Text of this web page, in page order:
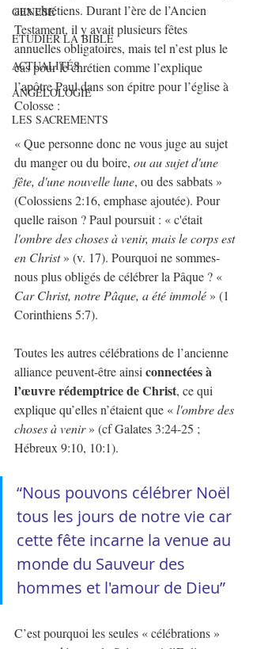
GENESE
ETUDIER LA BIBLE
ACTUALITÉS
ANGÉLOLOGIE
LES SACREMENTS
aux chrétiens. Durant l’ère de l’Ancien
Testament, il y avait plusieurs fêtes
annuelles obligatoires, mais tel n’est plus le
cas pour le chrétien comme l’explique
l’apôtre Paul dans son épitre pour l’église à
Colosse :
« Que personne donc ne vous juge au sujet
du manger ou du boire, ou au sujet d'une
fête, d'une nouvelle lune, ou des sabbats »
(Colossiens 2:16, emphase ajoutée). Pour
quelle raison ? Paul poursuit : « c'était
l'ombre des choses à venir, mais le corps est
en Christ » (v. 17). Pourquoi ne sommes-
nous plus obligés de célébrer la Pâque ? «
Car Christ, notre Pâque, a été immolé » (1
Corinthiens 5:7).
Toutes les autres célébrations de l’ancienne
alliance peuvent-être ainsi connectées à
l’œuvre rédemptrice de Christ, ce qui
explique qu’elles n’étaient que « l'ombre des
choses à venir » (cf Galates 3:24-25 ;
Hébreux 9:10, 10:1).
“Nous pouvons célébrer Noël
tous les jours de notre vie car
cette fête incarne la venue au
monde du Sauveur des
hommes et l'amour de Dieu”
C’est pourquoi les seules « célébrations »